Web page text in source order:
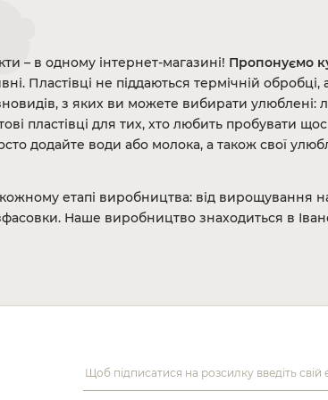
– в одному інтернет-магазині! Пропонуємо
Пластівці не піддаються термічній
з яких ви можете вибирати улюблені:
пластівці для тих, хто любить пробувати
додайте води або молока, а також свої
кожному етапі виробництва: від вирощування
Наше виробництво знаходиться в